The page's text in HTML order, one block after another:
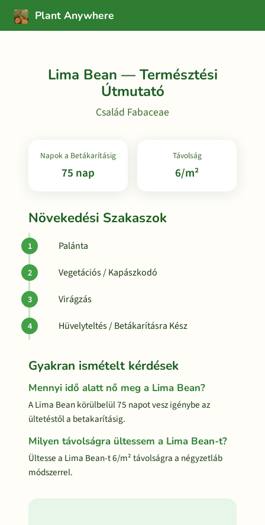
Plant Anywhere
Lima Bean — Természtési
Útmutató
Család Fabaceae
Napok a Betákarításig
75 nap
Távolság
6/m²
Növekedési Szakaszok
Palánta
Vegetációs / Kapászkodó
Virágzás
Hüvelyteltés / Betákarításra Kész
Gyakran ismételt kérdések
Mennyi idő alatt nő meg a Lima Bean?
A Lima Bean körülbelül 75 napot vesz igénybe az
ültetéstől a betakarításig.
Milyen távolságra ültessem a Lima Bean-t?
Ültesse a Lima Bean-t 6/m² távolságra a négyzetláb
módszerrel.